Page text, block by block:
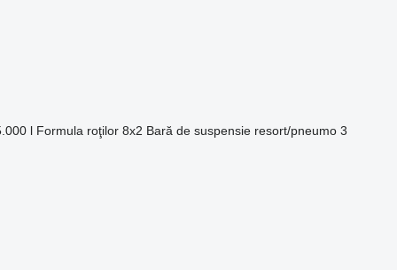
l Formula roţilor 8x2 Bară de suspensie resort/pneumo 3